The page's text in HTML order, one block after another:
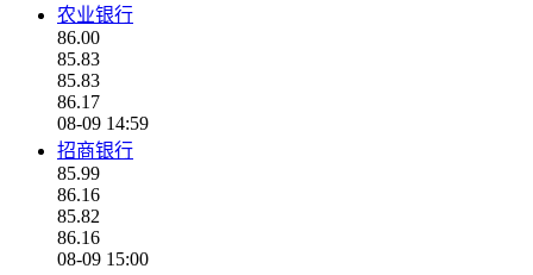
农业银行
86.00
85.83
85.83
86.17
08-09 14:59
招商银行
85.99
86.16
85.82
86.16
08-09 15:00